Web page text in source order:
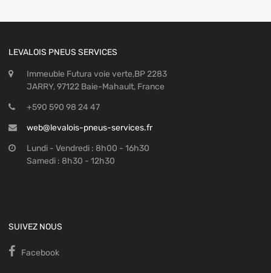
LEVALOIS PNEUS SERVICES
Immeuble Futura voie verte,BP 2283
JARRY, 97122 Baie-Mahault, France
+590 590 98 24 47
web@levalois-pneus-services.fr
Lundi - Vendredi : 8h00 - 16h30
Samedi : 8h30 - 12h30
SUIVEZ NOUS
Facebook